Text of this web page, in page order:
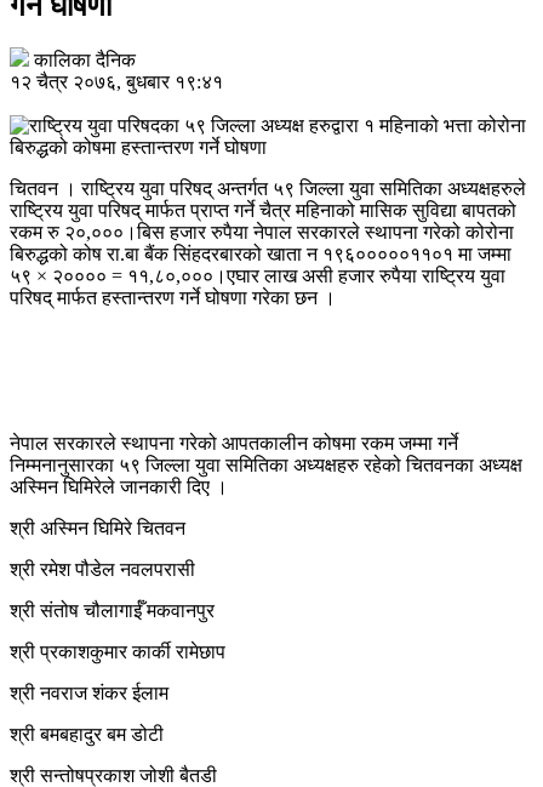
कालिका दैनिक
१२ चैत्र २०७६, बुधबार १९:४१
चितवन । राष्ट्रिय युवा परिषद् अन्तर्गत ५९ जिल्ला युवा समितिका अध्यक्षहरुले
राष्ट्रिय युवा परिषद् मार्फत प्राप्त गर्ने चैत्र महिनाको मासिक सुविद्या बापतको
रकम रु २०,०००।बिस हजार रुपैया नेपाल सरकारले स्थापना गरेको कोरोना
बिरुद्धको कोष रा.बा बैंक सिंहदरबारको खाता न १९६०००००११०१ मा जम्मा
५९ × २०००० = ११,८०,०००।एघार लाख असी हजार रुपैया राष्ट्रिय युवा
परिषद् मार्फत हस्तान्तरण गर्ने घोषणा गरेका छन ।
नेपाल सरकारले स्थापना गरेको आपतकालीन कोषमा रकम जम्मा गर्ने
निम्मनानुसारका ५९ जिल्ला युवा समितिका अध्यक्षहरु रहेको चितवनका अध्यक्ष
अस्मिन घिमिरेले जानकारी दिए ।
श्री अस्मिन घिमिरे चितवन
श्री रमेश पौडेल नवलपरासी
श्री संतोष चौलागाईँ मकवानपुर
श्री प्रकाशकुमार कार्की रामेछाप
श्री नवराज शंकर ईलाम
श्री बमबहादुर बम डोटी
श्री सन्तोषप्रकाश जोशी बैतडी